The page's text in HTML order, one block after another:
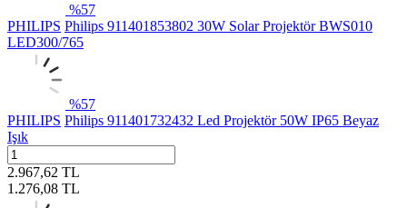
%57
PHILIPS Philips 911401853802 30W Solar Projektör BWS010
LED300/765
%57
PHILIPS Philips 911401732432 Led Projektör 50W IP65 Beyaz
Işık
2.967,62 TL
1.276,08 TL